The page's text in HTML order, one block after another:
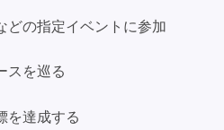
どの指定イベントに参加
スを巡る
を達成する